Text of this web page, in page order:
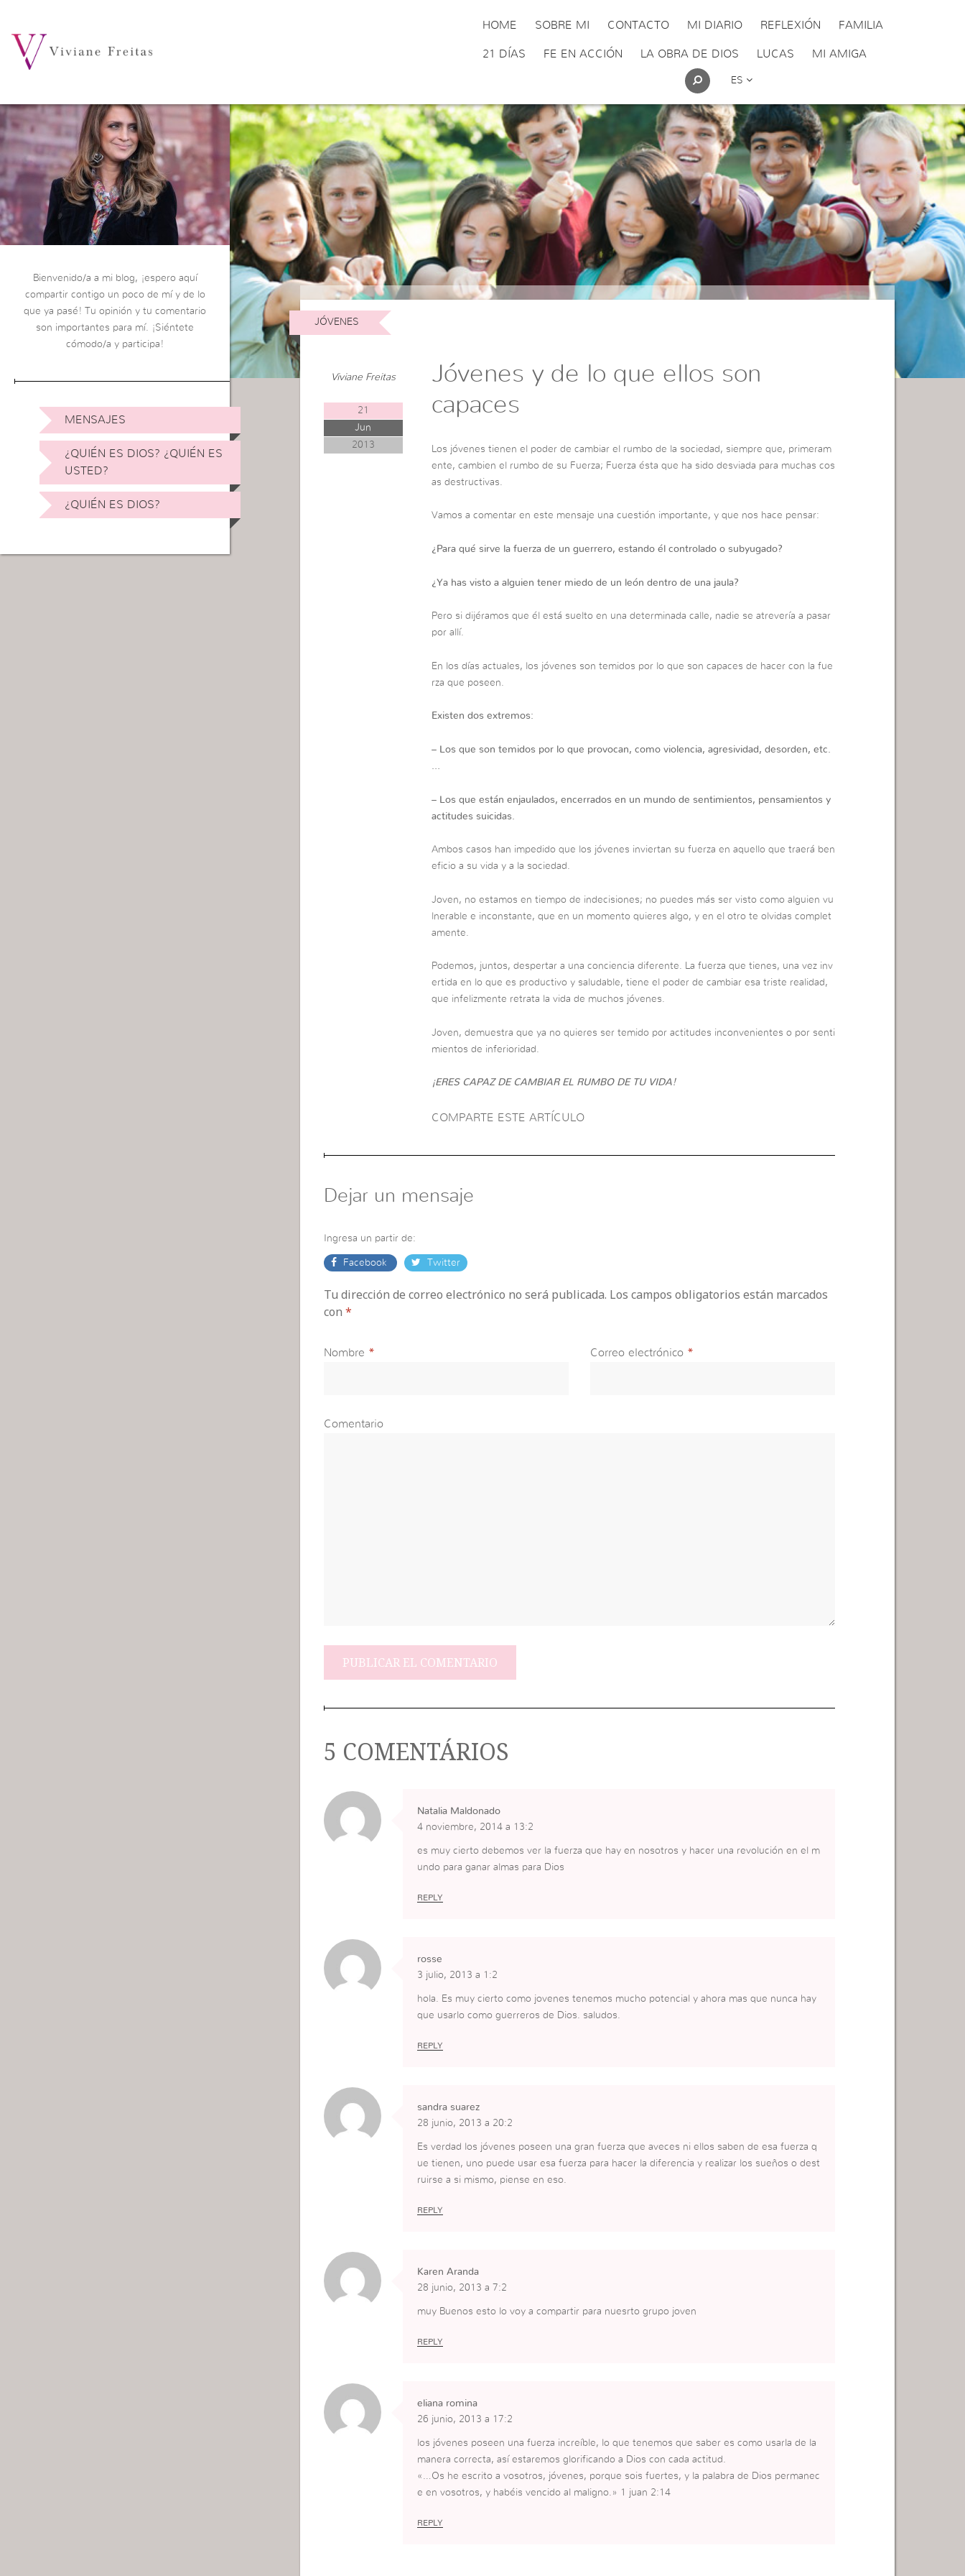
HOME SOBRE MI CONTACTO MI DIARIO REFLEXIÓN FAMILIA
21 DÍAS FE EN ACCIÓN LA OBRA DE DIOS LUCAS MI AMIGA
ES
Bienvenido/a a mi blog, ¡espero aquí
compartir contigo un poco de mí y de lo
que ya pasé! Tu opinión y tu comentario
son importantes para mí. ¡Siéntete
cómodo/a y participa!
MENSAJES
¿QUIÉN ES DIOS? ¿QUIÉN ES
USTED?
¿QUIÉN ES DIOS?
JÓVENES
Viviane Freitas
21
Jun
2013
Jóvenes y de lo que ellos son
capaces
Los jóvenes tienen el poder de cambiar el rumbo de la sociedad, siempre que, primeram
ente, cambien el rumbo de su Fuerza; Fuerza ésta que ha sido desviada para muchas cos
as destructivas.
Vamos a comentar en este mensaje una cuestión importante, y que nos hace pensar:
¿Para qué sirve la fuerza de un guerrero, estando él controlado o subyugado?
¿Ya has visto a alguien tener miedo de un león dentro de una jaula?
Pero si dijéramos que él está suelto en una determinada calle, nadie se atrevería a pasar
por allí.
En los días actuales, los jóvenes son temidos por lo que son capaces de hacer con la fue
rza que poseen.
Existen dos extremos:
– Los que son temidos por lo que provocan, como violencia, agresividad, desorden, etc.
…
– Los que están enjaulados, encerrados en un mundo de sentimientos, pensamientos y
actitudes suicidas.
Ambos casos han impedido que los jóvenes inviertan su fuerza en aquello que traerá ben
eficio a su vida y a la sociedad.
Joven, no estamos en tiempo de indecisiones; no puedes más ser visto como alguien vu
lnerable e inconstante, que en un momento quieres algo, y en el otro te olvidas complet
amente.
Podemos, juntos, despertar a una conciencia diferente. La fuerza que tienes, una vez inv
ertida en lo que es productivo y saludable, tiene el poder de cambiar esa triste realidad,
que infelizmente retrata la vida de muchos jóvenes.
Joven, demuestra que ya no quieres ser temido por actitudes inconvenientes o por senti
mientos de inferioridad.
¡ERES CAPAZ DE CAMBIAR EL RUMBO DE TU VIDA!
COMPARTE ESTE ARTÍCULO
Dejar un mensaje
Ingresa un partir de:
Facebook Twitter
Tu dirección de correo electrónico no será publicada. Los campos obligatorios están marcados
con *
Nombre * Correo electrónico *
Comentario
5 COMENTÁRIOS
Natalia Maldonado
4 noviembre, 2014 a 13:2
es muy cierto debemos ver la fuerza que hay en nosotros y hacer una revolución en el m
undo para ganar almas para Dios
REPLY
rosse
3 julio, 2013 a 1:2
hola. Es muy cierto como jovenes tenemos mucho potencial y ahora mas que nunca hay
que usarlo como guerreros de Dios. saludos.
REPLY
sandra suarez
28 junio, 2013 a 20:2
Es verdad los jóvenes poseen una gran fuerza que aveces ni ellos saben de esa fuerza q
ue tienen, uno puede usar esa fuerza para hacer la diferencia y realizar los sueños o dest
ruirse a si mismo, piense en eso.
REPLY
Karen Aranda
28 junio, 2013 a 7:2
muy Buenos esto lo voy a compartir para nuesrto grupo joven
REPLY
eliana romina
26 junio, 2013 a 17:2
los jóvenes poseen una fuerza increíble, lo que tenemos que saber es como usarla de la
manera correcta, así estaremos glorificando a Dios con cada actitud.
«…Os he escrito a vosotros, jóvenes, porque sois fuertes, y la palabra de Dios permanec
e en vosotros, y habéis vencido al maligno.» 1 juan 2:14
REPLY